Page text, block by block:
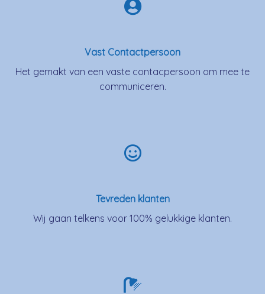
Vast Contactpersoon
Het gemakt van een vaste contacpersoon om mee te
communiceren.
Tevreden klanten
Wij gaan telkens voor 100% gelukkige klanten.